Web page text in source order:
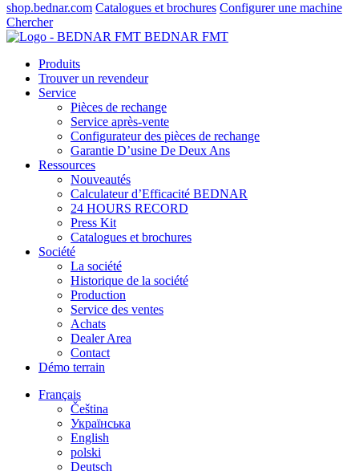
shop.bednar.com Catalogues et brochures Configurer une machine
Chercher
BEDNAR FMT
Produits
Trouver un revendeur
Service
Pièces de rechange
Service après-vente
Configurateur des pièces de rechange
Garantie D’usine De Deux Ans
Ressources
Nouveautés
Calculateur d’Efficacité BEDNAR
24 HOURS RECORD
Press Kit
Catalogues et brochures
Société
La société
Historique de la société
Production
Service des ventes
Achats
Dealer Area
Contact
Démo terrain
Français
Čeština
Українська
English
polski
Deutsch